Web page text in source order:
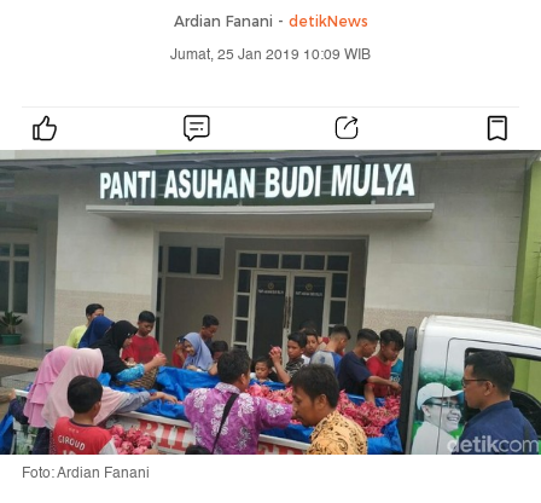
Ardian Fanani - detikNews
Jumat, 25 Jan 2019 10:09 WIB
Foto: Ardian Fanani